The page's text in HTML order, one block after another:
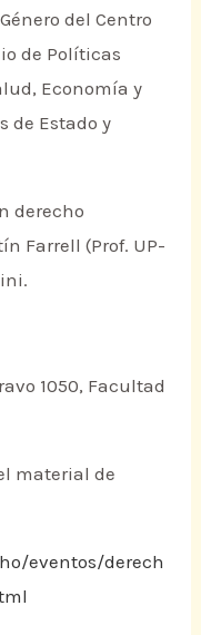
del Centro
de Políticas
Economía y
de Estado y
derecho
Farrell (Prof. UP-
1050, Facultad
material de
eventos/derech